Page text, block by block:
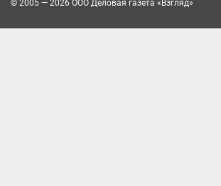
© 2005 — 2026 ООО Деловая газета «Взгляд»